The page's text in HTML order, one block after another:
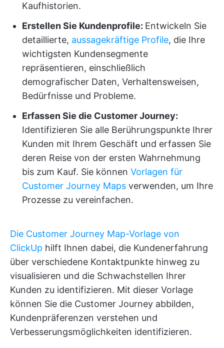
Kaufhistorien.
Erstellen Sie Kundenprofile: Entwickeln Sie
detaillierte, aussagekräftige Profile, die Ihre
wichtigsten Kundensegmente
repräsentieren, einschließlich
demografischer Daten, Verhaltensweisen,
Bedürfnisse und Probleme.
Erfassen Sie die Customer Journey:
Identifizieren Sie alle Berührungspunkte Ihrer
Kunden mit Ihrem Geschäft und erfassen Sie
deren Reise von der ersten Wahrnehmung
bis zum Kauf. Sie können Vorlagen für
Customer Journey Maps verwenden, um Ihre
Prozesse zu vereinfachen.
Die Customer Journey Map-Vorlage von
ClickUp hilft Ihnen dabei, die Kundenerfahrung
über verschiedene Kontaktpunkte hinweg zu
visualisieren und die Schwachstellen Ihrer
Kunden zu identifizieren. Mit dieser Vorlage
können Sie die Customer Journey abbilden,
Kundenpräferenzen verstehen und
Verbesserungsmöglichkeiten identifizieren.